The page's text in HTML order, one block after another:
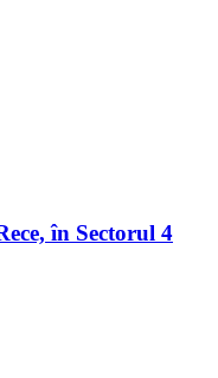
în Sectorul 4